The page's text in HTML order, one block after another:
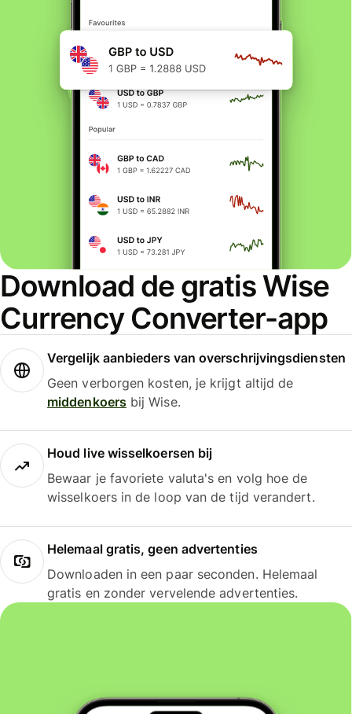
Download de gratis Wise
Currency Converter-app
Vergelijk aanbieders van overschrijvingsdiensten
Geen verborgen kosten, je krijgt altijd de
middenkoersbij Wise.
Houd live wisselkoersen bij
Bewaar je favoriete valuta's en volg hoe de
wisselkoers in de loop van de tijd verandert.
Helemaal gratis, geen advertenties
Downloaden in een paar seconden. Helemaal
gratis en zonder vervelende advertenties.